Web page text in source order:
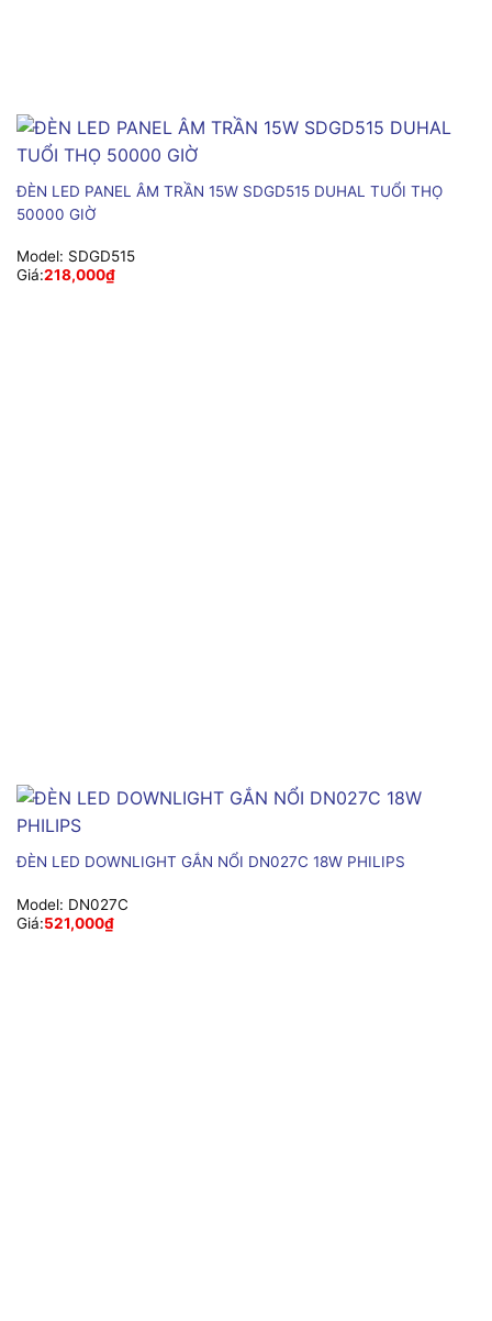
ĐÈN LED PANEL ÂM TRẦN 15W SDGD515 DUHAL TUỔI THỌ
50000 GIỜ
Model: SDGD515
Giá:218,000₫
ĐÈN LED DOWNLIGHT GẮN NỔI DN027C 18W PHILIPS
Model: DN027C
Giá:521,000₫